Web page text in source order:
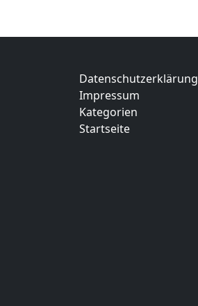
Datenschutzerklärung
Impressum
Kategorien
Startseite